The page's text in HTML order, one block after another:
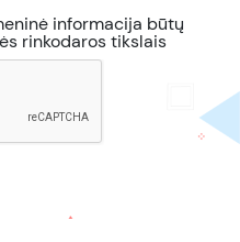
informacija būtų
rinkodaros tikslais